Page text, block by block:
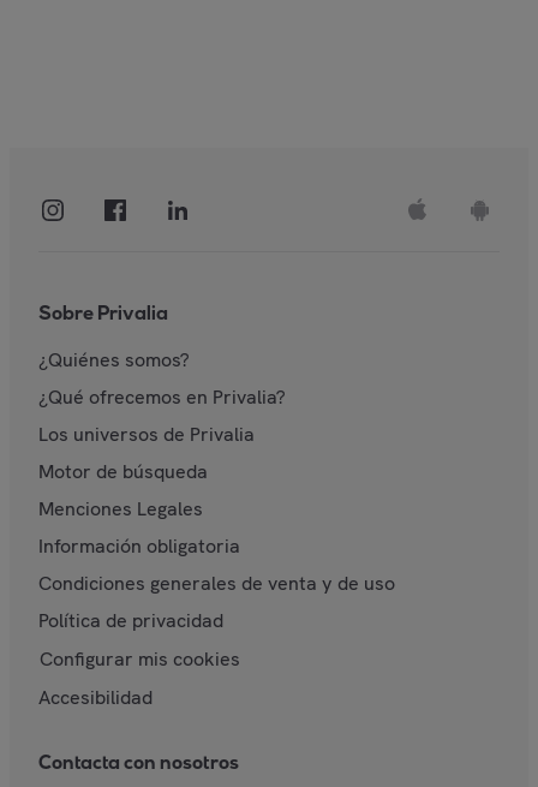
Sobre Privalia
¿Quiénes somos?
¿Qué ofrecemos en Privalia?
Los universos de Privalia
Motor de búsqueda
Menciones Legales
Información obligatoria
Condiciones generales de venta y de uso
Política de privacidad
Configurar mis cookies
Accesibilidad
Contacta con nosotros